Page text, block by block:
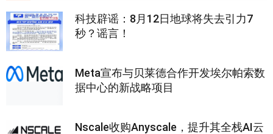
科技辟谣：8月12日地球将失去引力7
秒？谣言！
Meta宣布与贝莱德合作开发埃尔帕索数
据中心的新战略项目
Nscale收购Anyscale，提升其全栈AI云